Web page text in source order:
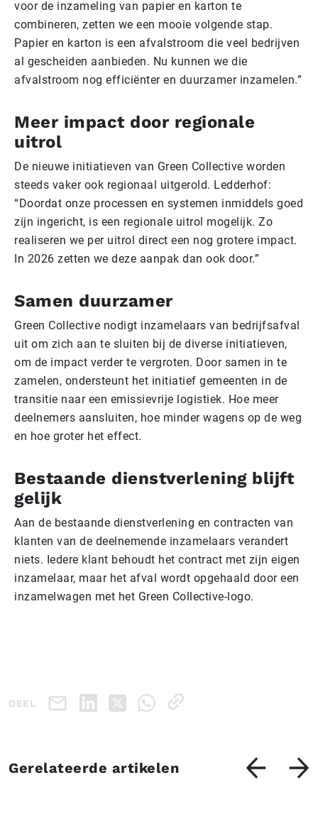
voor de inzameling van papier en karton te
combineren, zetten we een mooie volgende stap.
Papier en karton is een afvalstroom die veel bedrijven
al gescheiden aanbieden. Nu kunnen we die
afvalstroom nog efficiënter en duurzamer inzamelen.”
Meer impact door regionale
uitrol
De nieuwe initiatieven van Green Collective worden
steeds vaker ook regionaal uitgerold. Ledderhof:
“Doordat onze processen en systemen inmiddels goed
zijn ingericht, is een regionale uitrol mogelijk. Zo
realiseren we per uitrol direct een nog grotere impact.
In 2026 zetten we deze aanpak dan ook door.”
Samen duurzamer
Green Collective nodigt inzamelaars van bedrijfsafval
uit om zich aan te sluiten bij de diverse initiatieven,
om de impact verder te vergroten. Door samen in te
zamelen, ondersteunt het initiatief gemeenten in de
transitie naar een emissievrije logistiek. Hoe meer
deelnemers aansluiten, hoe minder wagens op de weg
en hoe groter het effect.
Bestaande dienstverlening blijft
gelijk
Aan de bestaande dienstverlening en contracten van
klanten van de deelnemende inzamelaars verandert
niets. Iedere klant behoudt het contract met zijn eigen
inzamelaar, maar het afval wordt opgehaald door een
inzamelwagen met het Green Collective-logo.
DEEL
Gerelateerde artikelen